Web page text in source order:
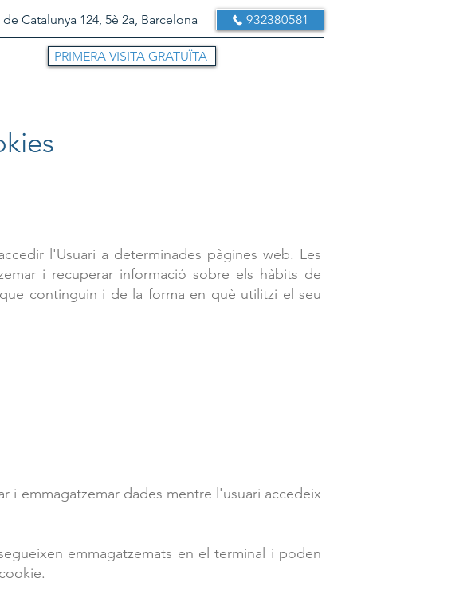
de Catalunya 124, 5è 2a, Barcelona 932380581
PRIMERA VISITA GRATUÏTA
l'Usuari a determinades pàgines web. Les
i recuperar informació sobre els hàbits de
continguin i de la forma en què utilitzi el seu
i emmagatzemar dades mentre l'usuari accedeix
emmagatzemats en el terminal i poden